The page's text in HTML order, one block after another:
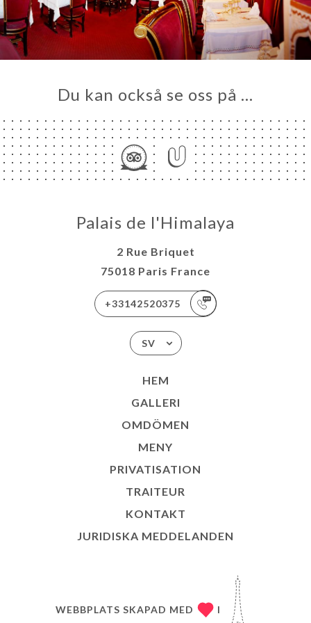
Du kan också se oss på …
Palais de l'Himalaya
2 Rue Briquet
75018 Paris France
+33142520375
SV
HEM
GALLERI
OMDÖMEN
MENY
PRIVATISATION
TRAITEUR
KONTAKT
JURIDISKA MEDDELANDEN
WEBBPLATS SKAPAD MED I